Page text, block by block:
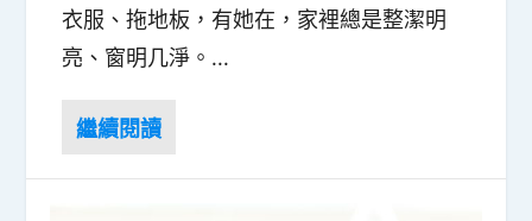
衣服、拖地板，有她在，家裡總是整潔明
亮、窗明几淨。...